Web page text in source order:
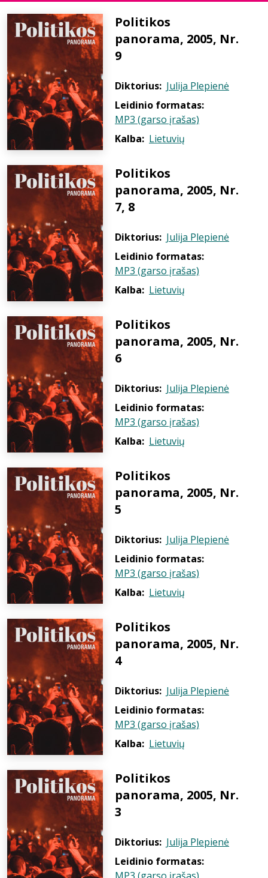
Politikos
panorama, 2005, Nr.
9
Diktorius: Julija Plepienė
Leidinio formatas:
MP3 (garso įrašas)
Kalba: Lietuvių
Politikos
panorama, 2005, Nr.
7, 8
Diktorius: Julija Plepienė
Leidinio formatas:
MP3 (garso įrašas)
Kalba: Lietuvių
Politikos
panorama, 2005, Nr.
6
Diktorius: Julija Plepienė
Leidinio formatas:
MP3 (garso įrašas)
Kalba: Lietuvių
Politikos
panorama, 2005, Nr.
5
Diktorius: Julija Plepienė
Leidinio formatas:
MP3 (garso įrašas)
Kalba: Lietuvių
Politikos
panorama, 2005, Nr.
4
Diktorius: Julija Plepienė
Leidinio formatas:
MP3 (garso įrašas)
Kalba: Lietuvių
Politikos
panorama, 2005, Nr.
3
Diktorius: Julija Plepienė
Leidinio formatas: